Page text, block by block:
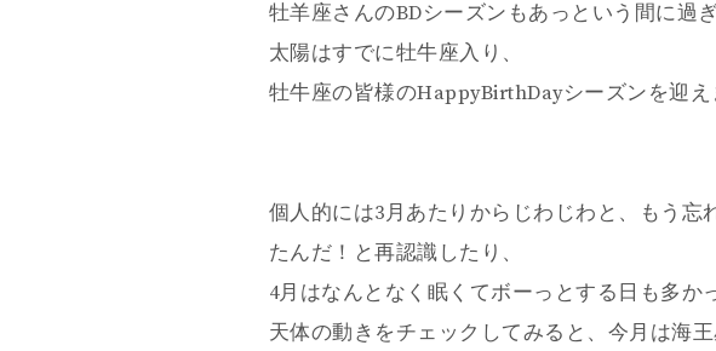
牡羊座さんのBDシーズンもあっという間に過
太陽はすでに牡牛座入り、
牡牛座の皆様のHappyBirthDayシーズンを迎
個人的には3月あたりからじわじわと、もう
たんだ！と再認識したり、
4月はなんとなく眠くてボーっとする日も多か
天体の動きをチェックしてみると、今月は海